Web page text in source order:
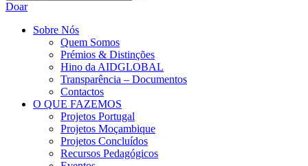
Doar
Sobre Nós
Quem Somos
Prémios & Distinções
Hino da AIDGLOBAL
Transparência – Documentos
Contactos
O QUE FAZEMOS
Projetos Portugal
Projetos Moçambique
Projetos Concluídos
Recursos Pedagógicos